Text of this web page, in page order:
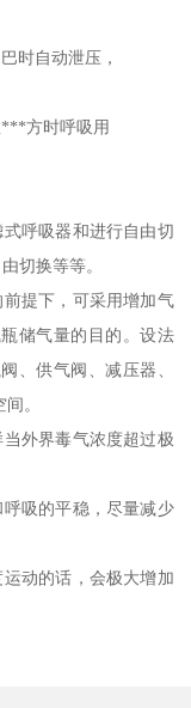
时自动泄压，
方时呼吸用
呼吸器和进行自由切
切换等等。
提下，可采用增加气
储气量的目的。设法
、供气阀、减压器、
。
外界毒气浓度超过极
吸的平稳，尽量减少
动的话，会极大增加